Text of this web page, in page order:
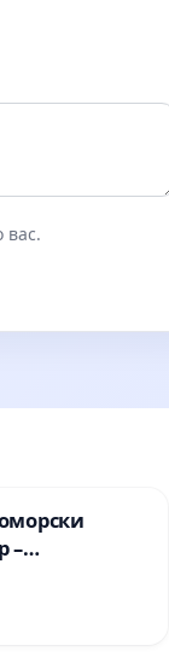
вас.
–
на